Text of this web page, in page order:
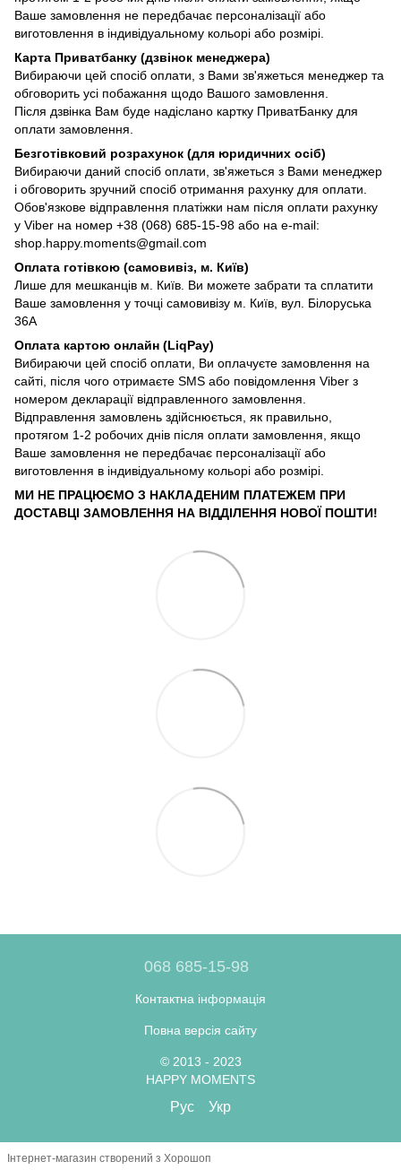
Ваше замовлення не передбачає персоналізації або
виготовлення в індивідуальному кольорі або розмірі.
Карта Приватбанку (дзвінок менеджера)
Вибираючи цей спосіб оплати, з Вами зв'яжеться менеджер та
обговорить усі побажання щодо Вашого замовлення.
Після дзвінка Вам буде надіслано картку ПриватБанку для
оплати замовлення.
Безготівковий розрахунок (для юридичних осіб)
Вибираючи даний спосіб оплати, зв'яжеться з Вами менеджер
і обговорить зручний спосіб отримання рахунку для оплати.
Обов'язкове відправлення платіжки нам після оплати рахунку
у Viber на номер +38 (068) 685-15-98 або на e-mail:
shop.happy.moments@gmail.com
Оплата готівкою (самовивіз, м. Київ)
Лише для мешканців м. Київ. Ви можете забрати та сплатити
Ваше замовлення у точці самовивізу м. Київ, вул. Білоруська
36А
Оплата картою онлайн (LiqPay)
Вибираючи цей спосіб оплати, Ви оплачуєте замовлення на
сайті, після чого отримаєте SMS або повідомлення Viber з
номером декларації відправленного замовлення.
Відправлення замовлень здійснюється, як правильно,
протягом 1-2 робочих днів після оплати замовлення, якщо
Ваше замовлення не передбачає персоналізації або
виготовлення в індивідуальному кольорі або розмірі.
МИ НЕ ПРАЦЮЄМО З НАКЛАДЕНИМ ПЛАТЕЖЕМ ПРИ
ДОСТАВЦІ ЗАМОВЛЕННЯ НА ВІДДІЛЕННЯ НОВОЇ ПОШТИ!
068 685-15-98
Контактна інформація
Повна версія сайту
© 2013 - 2023
HAPPY MOMENTS
Рус Укр
Інтернет-магазин створений з Хорошоп